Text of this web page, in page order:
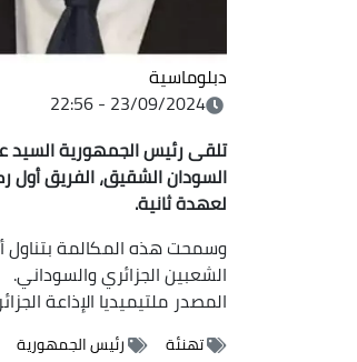
دبلوماسية
23/09/2024 - 22:56
تلقى رئيس الجمهورية السيد
السودان الشقيق، الفريق أول
لعهدة ثانية.
وسمحت هذه المكالمة بتناول
الشعبين الجزائري والسوداني.
المصدر ملتيميديا الإذاعة
تهنئة
رئيس الجمهورية